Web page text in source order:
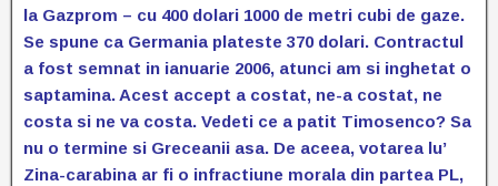
la Gazprom – cu 400 dolari 1000 de metri cubi de gaze.
Se spune ca Germania plateste 370 dolari. Contractul
a fost semnat in ianuarie 2006, atunci am si inghetat o
saptamina. Acest accept a costat, ne-a costat, ne
costa si ne va costa. Vedeti ce a patit Timosenco? Sa
nu o termine si Greceanii asa. De aceea, votarea lu’
Zina-carabina ar fi o infractiune morala din partea PL,